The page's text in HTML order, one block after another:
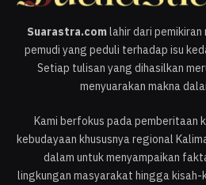
Suarastra.comlahir dari
pemudi yang peduli terhadap isu
Setiap tulisan yang dihasilkan
menyuarakan makna
Kami berfokus pada pemberitaan
kebudayaan khususnya regional
dalam untuk menyampaikan
lingkungan masyarakat hingga